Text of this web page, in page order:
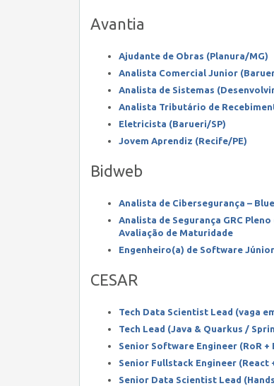
Avantia
Ajudante de Obras (Planura/MG)
Analista Comercial Junior
Analista de Sistemas
Analista Tributário de
Eletricista (Barueri/SP)
Jovem Aprendiz (Recife/PE)
Bidweb
Analista de Cibersegurança –
Analista de Segurança GRC
Avaliação de Maturidade
Engenheiro(a) de Software
CESAR
Tech Data Scientist Lead (vaga
Tech Lead (Java & Quarkus /
Senior Software Engineer (RoR +
Senior Fullstack Engineer (React
Senior Data Scientist Lead